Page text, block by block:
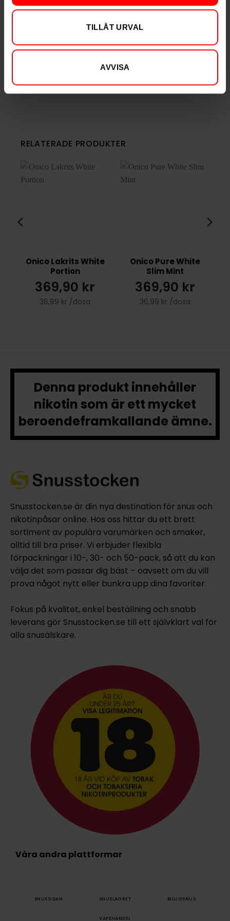
TILLÅT URVAL
AVVISA
Styrka
Nikotinfri
Vikt per portion
0,8 g
CAMO
Tillverkare
UAB Global Snus
RELATERADE PRODUKTER
Onico Lakrits White
Portion
369,90 kr
36,99 kr /dosa
Onico Pure White
Slim Mint
369,90 kr
36,99 kr /dosa
Denna produkt innehåller
nikotin som är ett mycket
beroendeframkallande ämne.
Snusstocken.se är din nya destination för snus och
nikotinpåsar online. Hos oss hittar du ett brett
sortiment av populära varumärken och smaker,
alltid till bra priser. Vi erbjuder flexibla
förpackningar i 10-, 30- och 50-pack, så att du kan
välja det som passar dig bäst – oavsett om du vill
prova något nytt eller bunkra upp dina favoriter.
Fokus på kvalitet, enkel beställning och snabb
leverans gör Snusstocken.se till ett självklart val för
alla snusälskare.
Våra andra plattformar
SNUSSIDAN SNUSLAGRET BILLIGSNUS
VAPEHANDEL